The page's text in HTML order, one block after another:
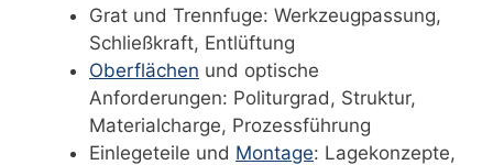
Grat und Trennfuge: Werkzeugpassung,
Schließkraft, Entlüftung
Oberflächen und optische
Anforderungen: Politurgrad, Struktur,
Materialcharge, Prozessführung
Einlegeteile und Montage: Lagekonzepte,